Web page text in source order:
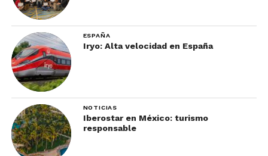
ESPAÑA
Iryo: Alta velocidad en España
NOTICIAS
Iberostar en México: turismo
responsable